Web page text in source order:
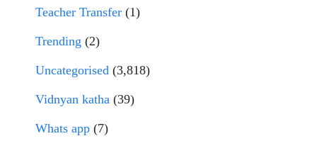
Teacher Transfer (1)
Trending (2)
Uncategorised (3,818)
Vidnyan katha (39)
Whats app (7)